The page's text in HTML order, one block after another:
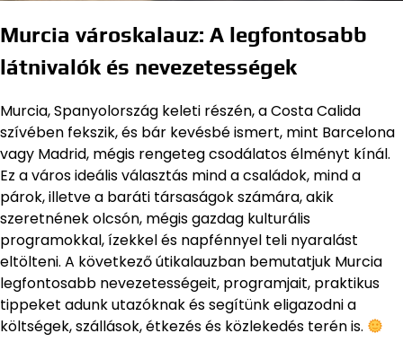
Murcia városkalauz: A legfontosabb
látnivalók és nevezetességek
Murcia, Spanyolország keleti részén, a Costa Calida
szívében fekszik, és bár kevésbé ismert, mint Barcelona
vagy Madrid, mégis rengeteg csodálatos élményt kínál.
Ez a város ideális választás mind a családok, mind a
párok, illetve a baráti társaságok számára, akik
szeretnének olcsón, mégis gazdag kulturális
programokkal, ízekkel és napfénnyel teli nyaralást
eltölteni. A következő útikalauzban bemutatjuk Murcia
legfontosabb nevezetességeit, programjait, praktikus
tippeket adunk utazóknak és segítünk eligazodni a
költségek, szállások, étkezés és közlekedés terén is.